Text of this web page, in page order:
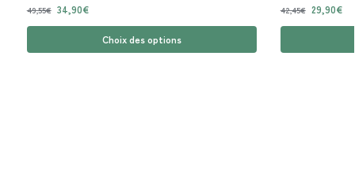
49,55€ 34,90€
Choix des options
42,45€ 29,90€